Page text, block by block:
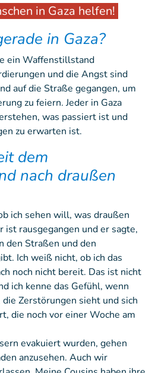
in Gaza helfen!
in Gaza?
ein Waffenstillstand
und die Angst sind
auf die Straße gegangen, um
zu feiern. Jeder in Gaza
was passiert ist und
zu erwarten ist.
dem
nach draußen
ich sehen will, was draußen
ist rausgegangen und er sagte,
den Straßen und den
Ich weiß nicht, ob ich das
noch nicht bereit. Das ist nicht
ich kenne das Gefühl, wenn
Zerstörungen sieht und sich
die noch vor einer Woche am
evakuiert wurden, gehen
anzusehen. Auch wir